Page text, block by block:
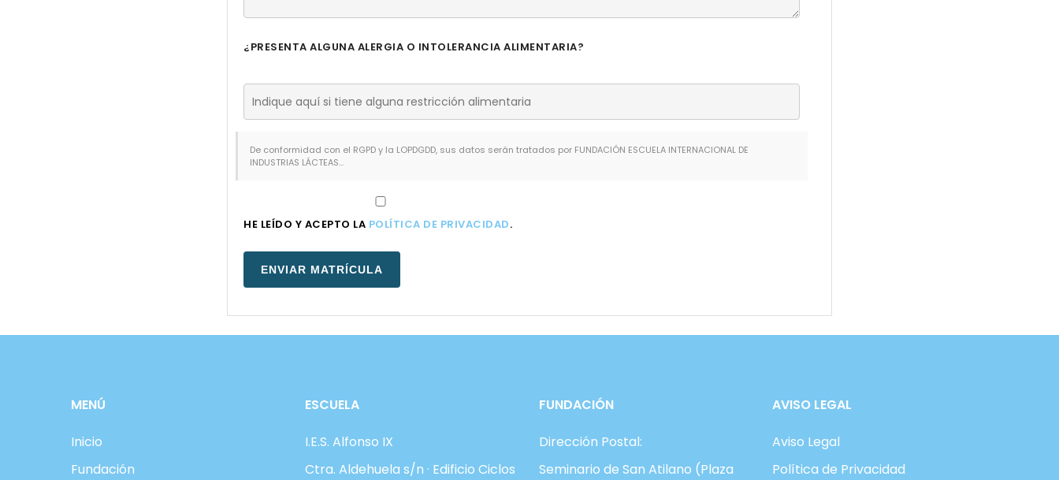
¿PRESENTA ALGUNA ALERGIA O INTOLERANCIA ALIMENTARIA?
De conformidad con el RGPD y la LOPDGDD, sus datos serán tratados por FUNDACIÓN ESCUELA INTERNACIONAL DE
INDUSTRIAS LÁCTEAS...
HE LEÍDO Y ACEPTO LA POLÍTICA DE PRIVACIDAD.
MENÚ
Inicio
Fundación
ESCUELA
I.E.S. Alfonso IX
Ctra. Aldehuela s/n · Edificio Ciclos
FUNDACIÓN
Dirección Postal:
Seminario de San Atilano (Plaza
AVISO LEGAL
Aviso Legal
Política de Privacidad